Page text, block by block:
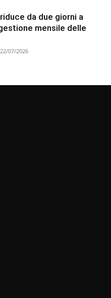
da due giorni a
mensile delle
22/07/2026